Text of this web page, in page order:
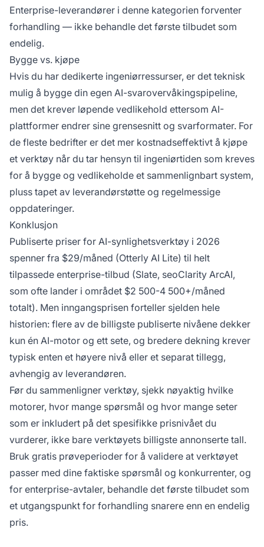
Enterprise-leverandører i denne kategorien forventer
forhandling — ikke behandle det første tilbudet som
endelig.
Bygge vs. kjøpe
Hvis du har dedikerte ingeniørressurser, er det teknisk
mulig å bygge din egen AI-svarovervåkingspipeline,
men det krever løpende vedlikehold ettersom AI-
plattformer endrer sine grensesnitt og svarformater. For
de fleste bedrifter er det mer kostnadseffektivt å kjøpe
et verktøy når du tar hensyn til ingeniørtiden som kreves
for å bygge og vedlikeholde et sammenlignbart system,
pluss tapet av leverandørstøtte og regelmessige
oppdateringer.
Konklusjon
Publiserte priser for AI-synlighetsverktøy i 2026
spenner fra $29/måned (Otterly AI Lite) til helt
tilpassede enterprise-tilbud (Slate, seoClarity ArcAI,
som ofte lander i området $2 500-4 500+/måned
totalt). Men inngangsprisen forteller sjelden hele
historien: flere av de billigste publiserte nivåene dekker
kun én AI-motor og ett sete, og bredere dekning krever
typisk enten et høyere nivå eller et separat tillegg,
avhengig av leverandøren.
Før du sammenligner verktøy, sjekk nøyaktig hvilke
motorer, hvor mange spørsmål og hvor mange seter
som er inkludert på det spesifikke prisnivået du
vurderer, ikke bare verktøyets billigste annonserte tall.
Bruk gratis prøveperioder for å validere at verktøyet
passer med dine faktiske spørsmål og konkurrenter, og
for enterprise-avtaler, behandle det første tilbudet som
et utgangspunkt for forhandling snarere enn en endelig
pris.